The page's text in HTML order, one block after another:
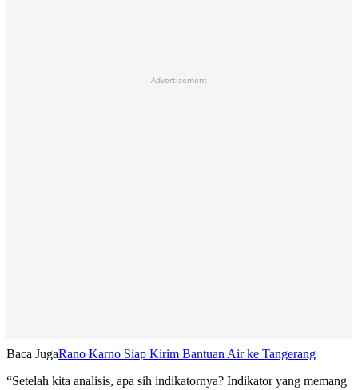
Advertisement
Baca JugaRano Karno Siap Kirim Bantuan Air ke Tangerang
“Setelah kita analisis, apa sih indikatornya? Indikator yang memang